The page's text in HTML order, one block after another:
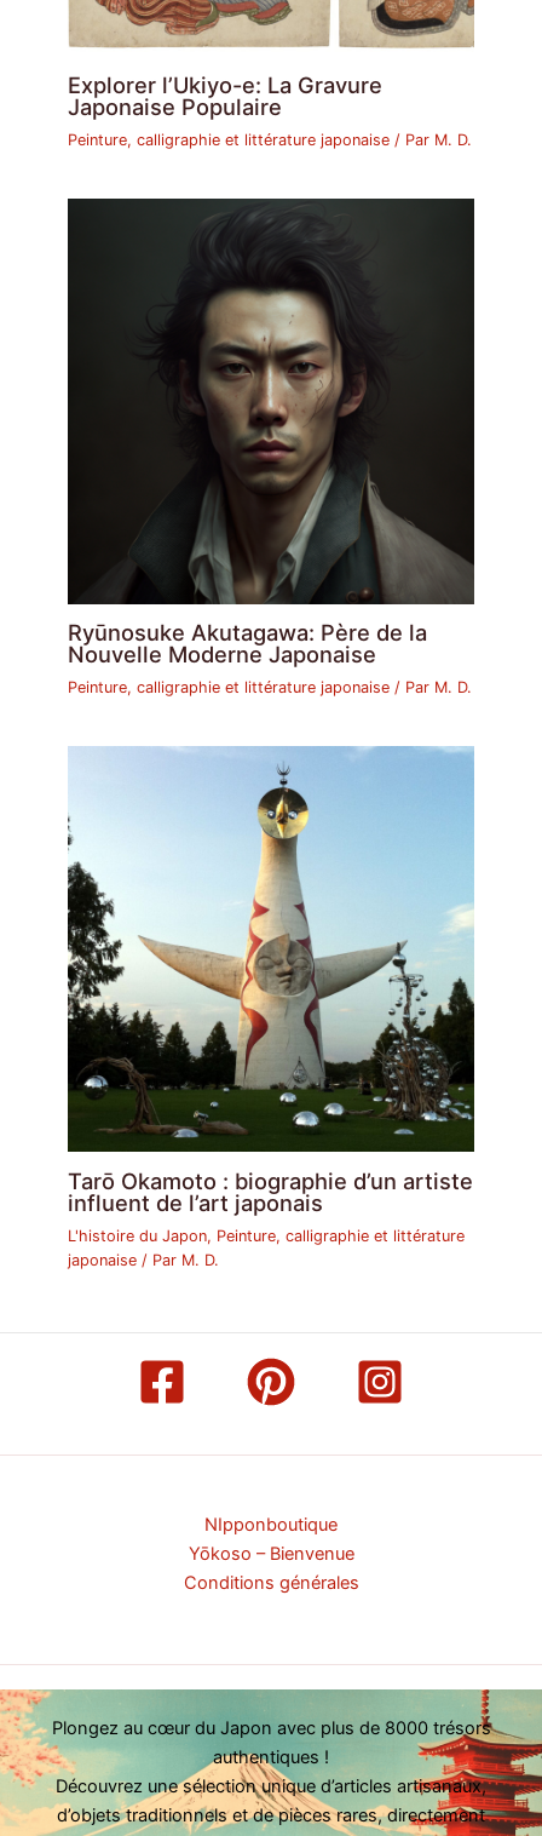
Explorer l’Ukiyo-e: La Gravure
Japonaise Populaire
Peinture, calligraphie et littérature japonaise / Par M. D.
Ryūnosuke Akutagawa: Père de la
Nouvelle Moderne Japonaise
Peinture, calligraphie et littérature japonaise / Par M. D.
Tarō Okamoto : biographie d’un artiste
influent de l’art japonais
L'histoire du Japon, Peinture, calligraphie et littérature
japonaise / Par M. D.
NIpponboutique
Yōkoso – Bienvenue
Conditions générales
Plongez au cœur du Japon avec plus de 8000 trésors
authentiques !
Découvrez une sélection unique d’articles artisanaux,
d’objets traditionnels et de pièces rares, directement